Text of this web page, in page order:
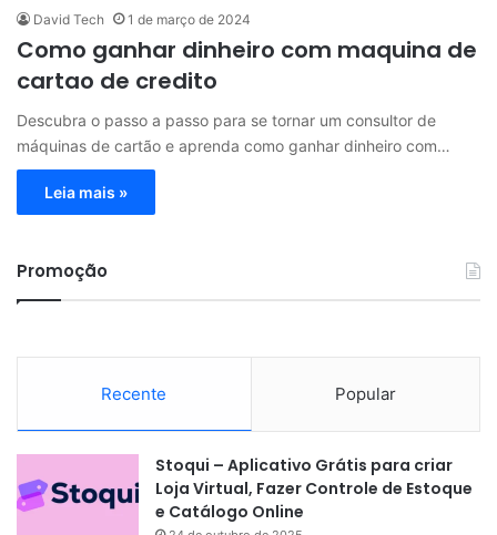
David Tech 1 de março de 2024
Como ganhar dinheiro com maquina de
cartao de credito
Descubra o passo a passo para se tornar um consultor de
máquinas de cartão e aprenda como ganhar dinheiro com…
Leia mais »
Promoção
Recente Popular
Stoqui – Aplicativo Grátis para criar
Loja Virtual, Fazer Controle de Estoque
e Catálogo Online